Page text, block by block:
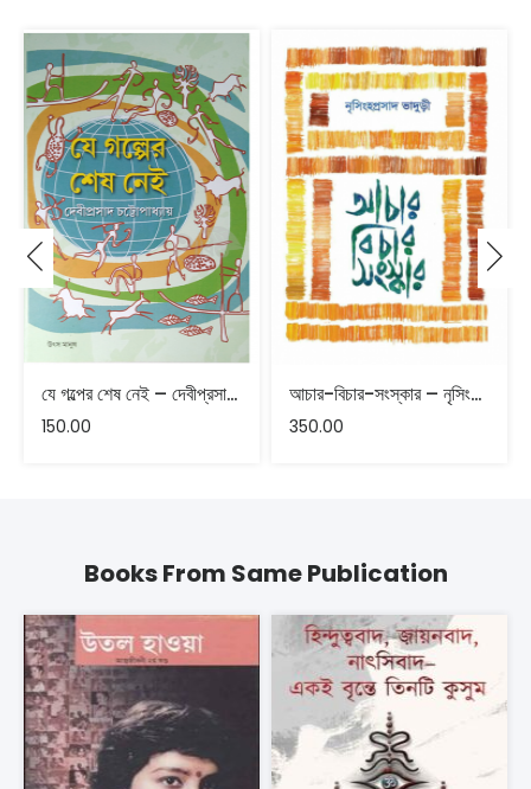
যে গল্পের শেষ নেই – দেবীপ্রসাদ চট্রোপাধ‍্যায়।
150.00
আচার-বিচার-সংস্কার – নৃসিংহপ্রসাদ ভাদুড়ী
350.00
Books From Same Publication